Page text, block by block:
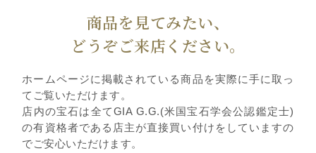
商品を見てみたい、
どうぞご来店ください。
ホームページに掲載されている商品を実際に手に取っ
てご覧いただけます。
店内の宝石は全てGIA G.G.(米国宝石学会公認鑑定士)
の有資格者である店主が直接買い付けをしていますの
でご安心いただけます。